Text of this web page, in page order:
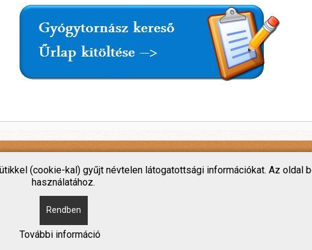
(cookie-kal) gyűjt névtelen látogatottsági információkat. Az oldal
használatához.
Rendben
További információ